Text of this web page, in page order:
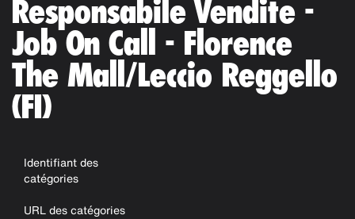
Responsabile Vendite -
Job On Call - Florence
The Mall/Leccio Reggello
(FI)
Identifiant des
catégories
URL des catégories